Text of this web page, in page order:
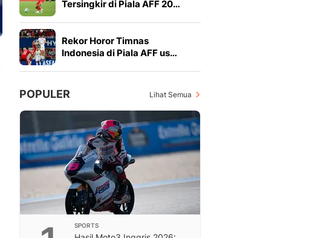
Tersingkir di Piala AFF 20…
Rekor Horor Timnas
Indonesia di Piala AFF us…
POPULER Lihat Semua
SPORTS